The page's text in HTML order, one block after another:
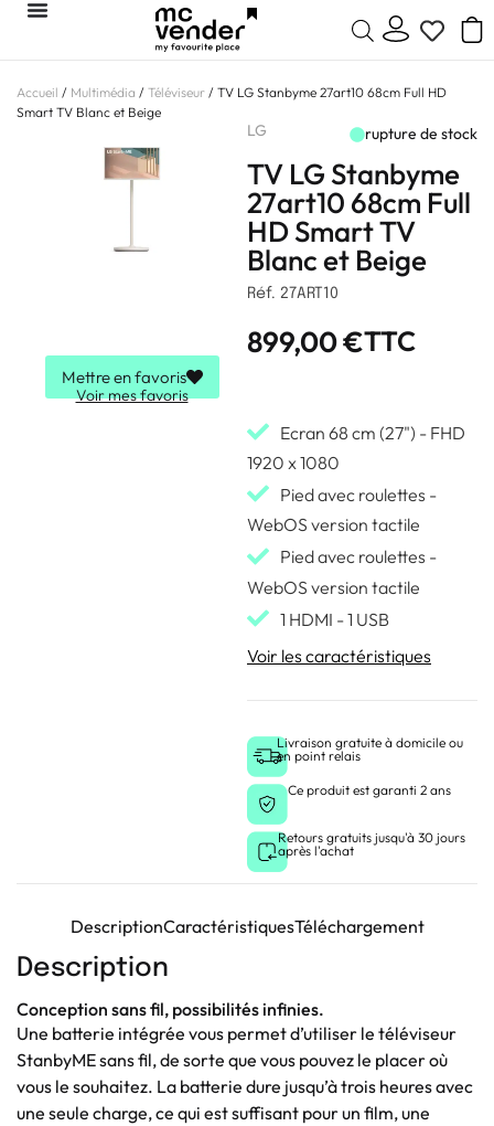
Accueil / Multimédia / Téléviseur / TV LG Stanbyme 27art10 68cm Full HD
Smart TV Blanc et Beige
Mettre en favoris
Voir mes favoris
LG rupture de stock
TV LG Stanbyme
27art10 68cm Full
HD Smart TV
Blanc et Beige
Réf. 27ART10
899,00€TTC
Ecran 68 cm (27") - FHD
1920 x 1080
Pied avec roulettes -
WebOS version tactile
Pied avec roulettes -
WebOS version tactile
1 HDMI - 1 USB
Voir les caractéristiques
Livraison gratuite à domicile ou
en point relais
Ce produit est garanti 2 ans
Retours gratuits jusqu'à 30 jours
après l'achat
DescriptionCaractéristiquesTéléchargement
Description
Conception sans fil, possibilités infinies.
Une batterie intégrée vous permet d’utiliser le téléviseur
StanbyME sans fil, de sorte que vous pouvez le placer où
vous le souhaitez. La batterie dure jusqu’à trois heures avec
une seule charge, ce qui est suffisant pour un film, une